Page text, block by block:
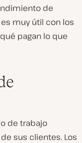
de
muy útil con los
pagan lo que
de trabajo
sus clientes. Los